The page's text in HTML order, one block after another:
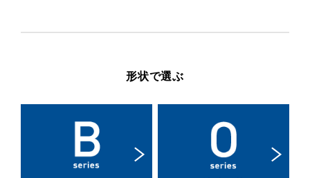
形状で選ぶ